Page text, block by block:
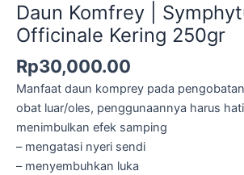
Daun Komfrey |
Officinale Kering 250gr
Rp30,000.00
Manfaat daun komprey pada
obat luar/oles, penggunaannya harus
menimbulkan efek samping
– mengatasi nyeri sendi
– menyembuhkan luka